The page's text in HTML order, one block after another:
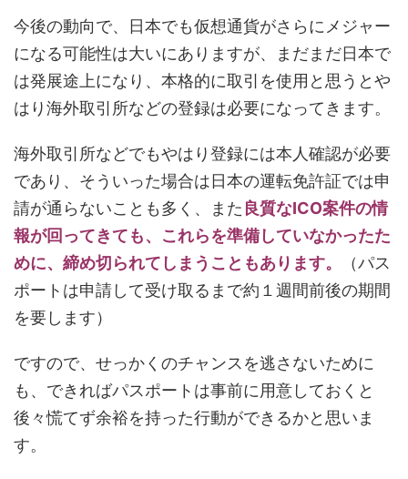
今後の動向で、日本でも仮想通貨がさらにメジャー
になる可能性は大いにありますが、まだまだ日本で
は発展途上になり、本格的に取引を使用と思うとや
はり海外取引所などの登録は必要になってきます。
海外取引所などでもやはり登録には本人確認が必要
であり、そういった場合は日本の運転免許証では申
請が通らないことも多く、また 良質なICO案件の情
報が回ってきても、これらを準備していなかったた
めに、締め切られてしまうこともあります。
（パス
ポートは申請して受け取るまで約１週間前後の期間
を要します）
ですので、せっかくのチャンスを逃さないために
も、できればパスポートは事前に用意しておくと
後々慌てず余裕を持った行動ができるかと思いま
す。